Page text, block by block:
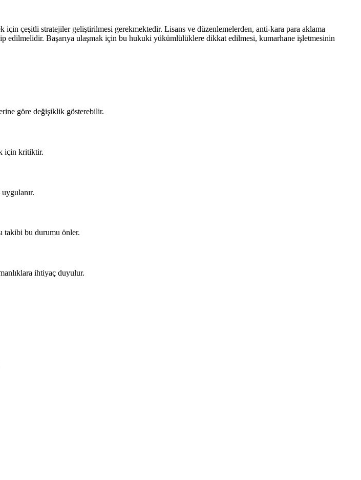
çeşitli stratejiler geliştirilmesi gerekmektedir. Lisans ve düzenlemelerden, anti-kara para aklama
Başarıya ulaşmak için bu hukuki yükümlülüklere dikkat edilmesi, kumarhane işletmesinin
göre değişiklik gösterebilir.
için kritiktir.
takibi bu durumu önler.
ihtiyaç duyulur.